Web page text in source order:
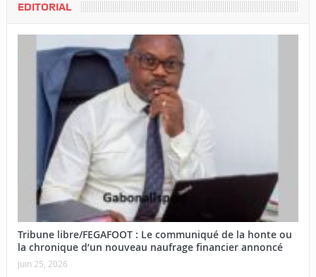
EDITORIAL
Tribune libre/FEGAFOOT : Le communiqué de la honte ou
la chronique d’un nouveau naufrage financier annoncé
juin 25, 2026